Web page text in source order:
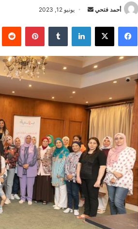
أحمد فتحي
أرسل
إلكترونيا
يونيو 12, 2023
فيسبوك ‫X لينكدإن بينتيريست